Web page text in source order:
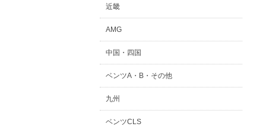
近畿
AMG
中国・四国
ベンツA・B・その他
九州
ベンツCLS